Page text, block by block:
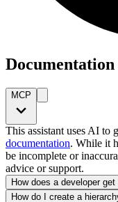
Documentation
MCP
This assistant uses AI to
documentation. While it
be incomplete or
advice or support.
How does a developer
How do I create a